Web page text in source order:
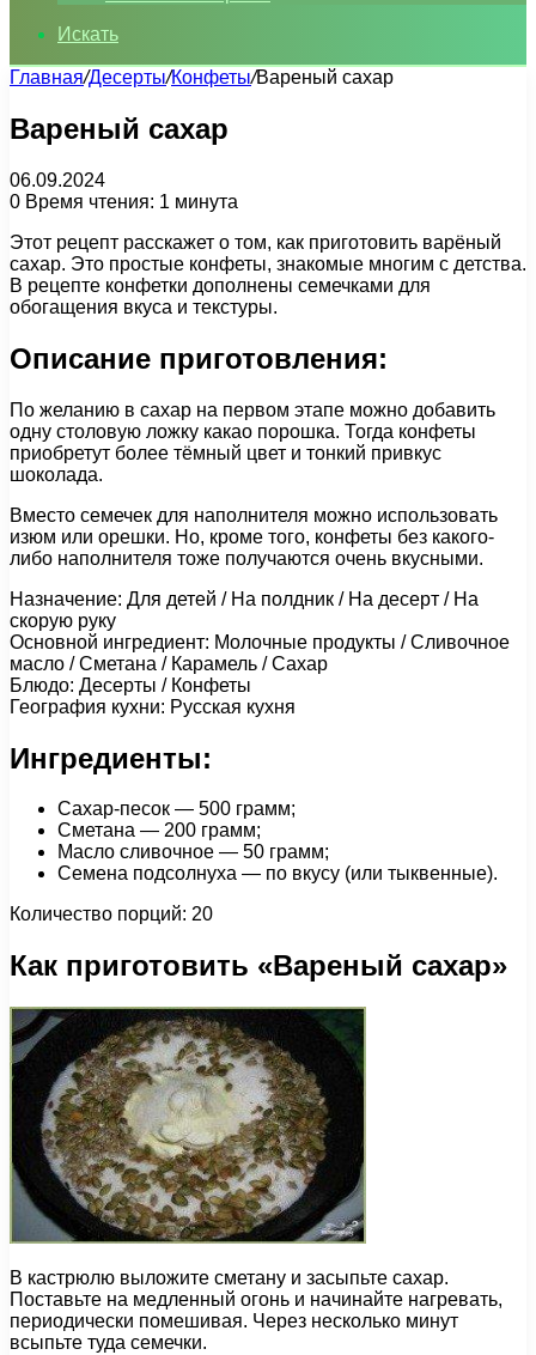
Искать
Главная/Десерты/Конфеты/Вареный сахар
Вареный сахар
06.09.2024
0 Время чтения: 1 минута
Этот рецепт расскажет о том, как приготовить варёный
сахар. Это простые конфеты, знакомые многим с детства.
В рецепте конфетки дополнены семечками для
обогащения вкуса и текстуры.
Описание приготовления:
По желанию в сахар на первом этапе можно добавить
одну столовую ложку какао порошка. Тогда конфеты
приобретут более тёмный цвет и тонкий привкус
шоколада.
Вместо семечек для наполнителя можно использовать
изюм или орешки. Но, кроме того, конфеты без какого-
либо наполнителя тоже получаются очень вкусными.
Назначение: Для детей / На полдник / На десерт / На
скорую руку
Основной ингредиент: Молочные продукты / Сливочное
масло / Сметана / Карамель / Сахар
Блюдо: Десерты / Конфеты
География кухни: Русская кухня
Ингредиенты:
Сахар-песок — 500 грамм;
Сметана — 200 грамм;
Масло сливочное — 50 грамм;
Семена подсолнуха — по вкусу (или тыквенные).
Количество порций: 20
Как приготовить «Вареный сахар»
В кастрюлю выложите сметану и засыпьте сахар.
Поставьте на медленный огонь и начинайте нагревать,
периодически помешивая. Через несколько минут
всыпьте туда семечки.